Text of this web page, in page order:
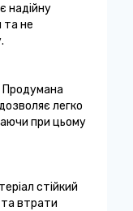
надійну
та не
Продумана
легко
при цьому
стійкий
та втрати